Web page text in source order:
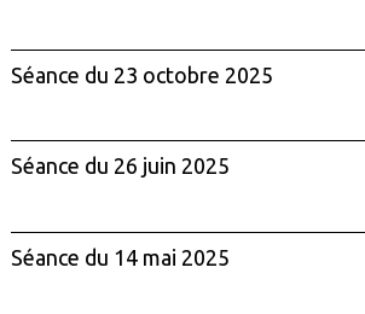
Séance du 23 octobre 2025
Séance du 26 juin 2025
Séance du 14 mai 2025